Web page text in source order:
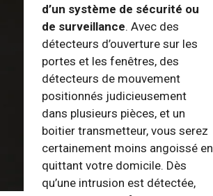
d’un système de sécurité ou
de surveillance. Avec des
détecteurs d’ouverture sur les
portes et les fenêtres, des
détecteurs de mouvement
positionnés judicieusement
dans plusieurs pièces, et un
boitier transmetteur, vous serez
certainement moins angoissé en
quittant votre domicile. Dès
qu’une intrusion est détectée,